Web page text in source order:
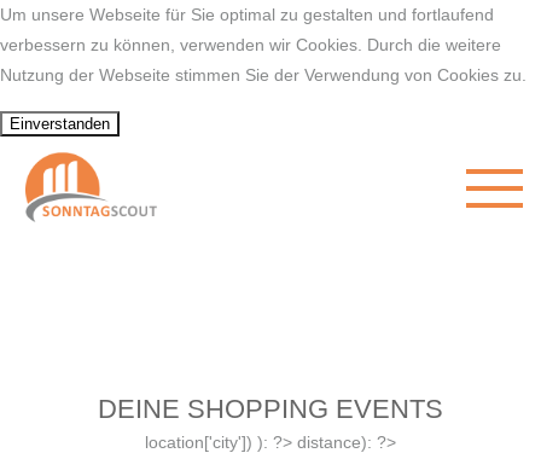
Um unsere Webseite für Sie optimal zu gestalten und fortlaufend
verbessern zu können, verwenden wir Cookies. Durch die weitere
Nutzung der Webseite stimmen Sie der Verwendung von Cookies zu.
DEINE SHOPPING EVENTS
location['city']) ): ?> distance): ?>